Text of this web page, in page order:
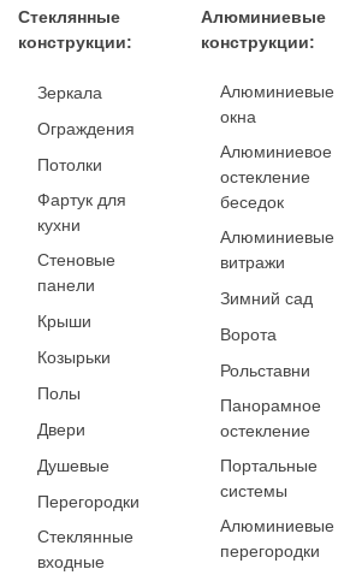
Стеклянные
конструкции:
Зеркала
Ограждения
Потолки
Фартук для
кухни
Стеновые
панели
Крыши
Козырьки
Полы
Двери
Душевые
Перегородки
Стеклянные
входные
Алюминиевые
конструкции:
Алюминиевые
окна
Алюминиевое
остекление
беседок
Алюминиевые
витражи
Зимний сад
Ворота
Рольставни
Панорамное
остекление
Портальные
системы
Алюминиевые
перегородки